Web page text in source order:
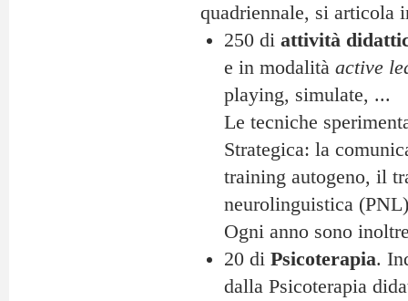
quadriennale, si articola
250 di attività
e in modalità active
playing, simulate, ...
Le tecniche
Strategica: la
training autogeno, il
neurolinguistica
Ogni anno sono
20 di Psicoterapia.
dalla Psicoterapia